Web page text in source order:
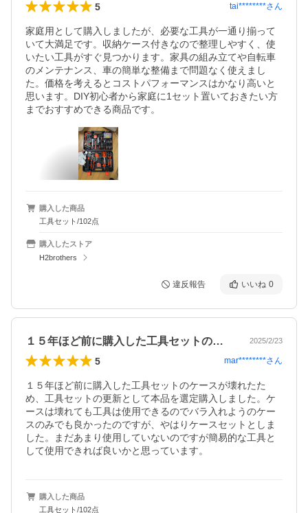
5 tai********さん
家庭用として購入しましたが、必要な工具が一通り揃って
いて大満足です。収納ケース付きなので整理しやすく、使
いたい工具がすぐ見つかります。家具の組み立てや自転車
のメンテナンス、車の簡単な整備まで問題なく使えまし
た。価格を考えるとコストパフォーマンスはかなり高いと
思います。DIY初心者から家庭に1セット置いておきたい方
までおすすめできる商品です。
購入した商品
工具セット/102点
購入したストア
H2brothers
違反報告 いいね 0
１５年ほど前に購入した工具セットのケー… 2025/2/23
5 mar********さん
１５年ほど前に購入した工具セットのケースが壊れたた
め、工具セットの更新として本品を選定購入しました。ケ
ースは壊れても工具は使用できるのでバラ入れようのケー
スのみでも良かったのですが、やはりケースセットとしま
した。まだあまり使用していないのですが簡易的な工具と
して使用できれば良いかと思っています。
購入した商品
工具セット/102点